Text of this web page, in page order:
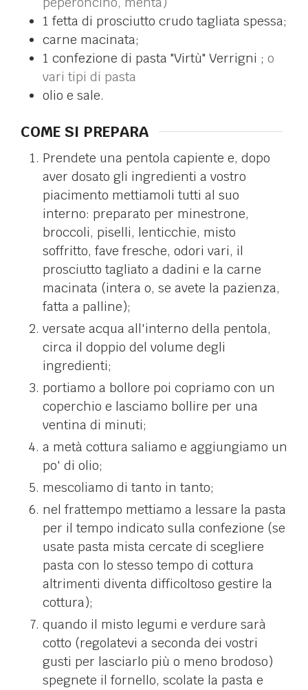
1 fetta di prosciutto crudo tagliata spessa;
carne macinata;
1 confezione di pasta "Virtù" Verrigni ; o
vari tipi di pasta
olio e sale.
COME SI PREPARA
Prendete una pentola capiente e, dopo
aver dosato gli ingredienti a vostro
piacimento mettiamoli tutti al suo
interno: preparato per minestrone,
broccoli, piselli, lenticchie, misto
soffritto, fave fresche, odori vari, il
prosciutto tagliato a dadini e la carne
macinata (intera o, se avete la pazienza,
fatta a palline);
versate acqua all'interno della pentola,
circa il doppio del volume degli
ingredienti;
portiamo a bollore poi copriamo con un
coperchio e lasciamo bollire per una
ventina di minuti;
a metà cottura saliamo e aggiungiamo un
po' di olio;
mescoliamo di tanto in tanto;
nel frattempo mettiamo a lessare la pasta
per il tempo indicato sulla confezione (se
usate pasta mista cercate di scegliere
pasta con lo stesso tempo di cottura
altrimenti diventa difficoltoso gestire la
cottura);
quando il misto legumi e verdure sarà
cotto (regolatevi a seconda dei vostri
gusti per lasciarlo più o meno brodoso)
spegnete il fornello, scolate la pasta e